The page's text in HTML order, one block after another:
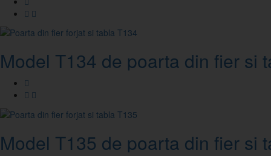
Model T134 de poarta din fier si
Model T135 de poarta din fier si